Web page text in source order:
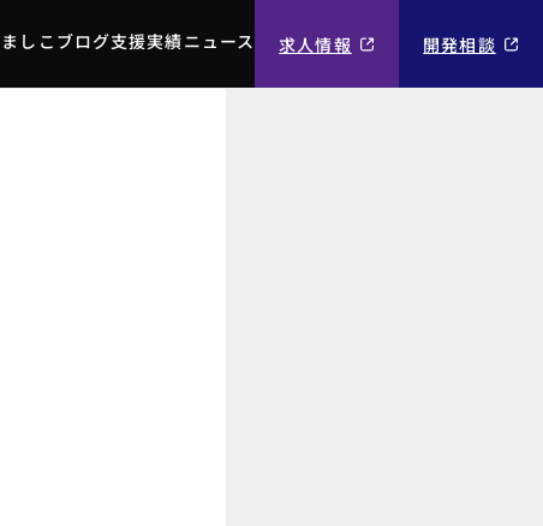
ましこブログ支援実績ニュース
求人情報 開発相談